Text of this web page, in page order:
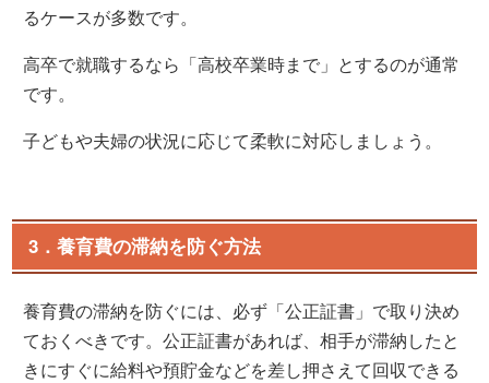
るケースが多数です。
高卒で就職するなら「高校卒業時まで」とするのが通常
です。
子どもや夫婦の状況に応じて柔軟に対応しましょう。
3．養育費の滞納を防ぐ方法
養育費の滞納を防ぐには、必ず「公正証書」で取り決め
ておくべきです。公正証書があれば、相手が滞納したと
きにすぐに給料や預貯金などを差し押さえて回収できる